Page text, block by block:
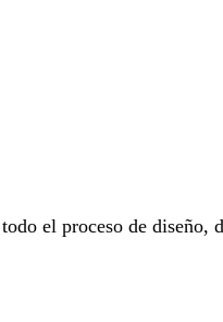
el proceso de diseño,